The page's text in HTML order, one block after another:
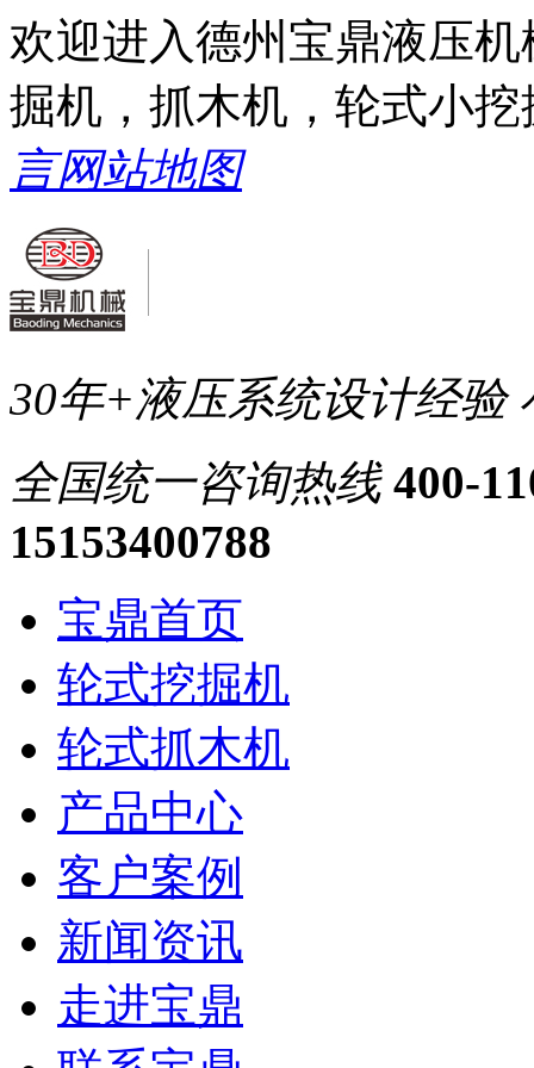
欢迎进入德州宝鼎液压
掘机，抓木机，轮式小
言网站地图
30年+液压系统设计经验
全国统一咨询热线 400-
15153400788
宝鼎首页
轮式挖掘机
轮式抓木机
产品中心
客户案例
新闻资讯
走进宝鼎